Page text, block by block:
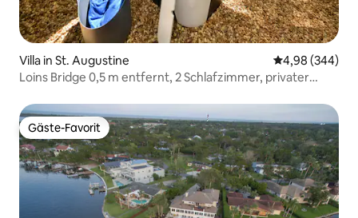
Villa in St. Augustine
4,98 (344)
Loins Bridge 0,5 m entfernt, 2 Schlafzimmer, privater
Gäste-Favorit
Gäste-Favorit